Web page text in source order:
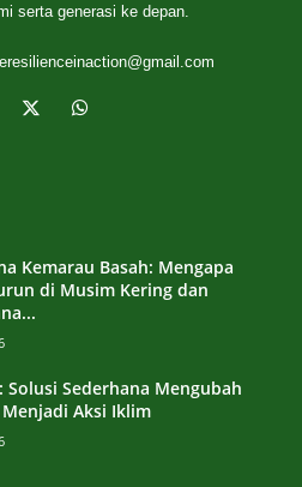
serta generasi ke depan.
Kemarau Basah: Mengapa
di Musim Kering dan
Solusi Sederhana Mengubah
Aksi Iklim